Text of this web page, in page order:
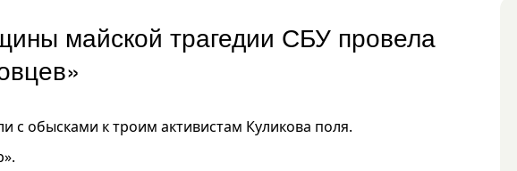
майской трагедии СБУ провела
с обысками к троим активистам Куликова поля.